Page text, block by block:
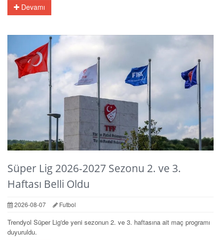
Devamı
Süper Lig 2026-2027 Sezonu 2. ve 3.
Haftası Belli Oldu
2026-08-07 Futbol
Trendyol Süper Lig'de yeni sezonun 2. ve 3. haftasına ait maç programı
duyuruldu.